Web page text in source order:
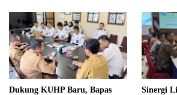
Dukung KUHP Baru, Bapas
Sinergi